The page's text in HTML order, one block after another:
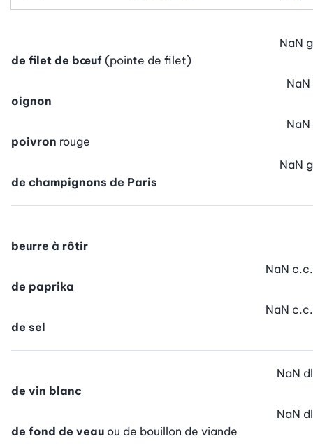
Réduire le nombre de personnes
de filet de bœuf (pointe de filet)
NaN g
oignon
NaN
poivron rouge
NaN
de champignons de Paris
NaN g
beurre à rôtir
de paprika
NaN c.c.
de sel
NaN c.c.
de vin blanc
NaN dl
de fond de veau ou de bouillon de viande
NaN dl